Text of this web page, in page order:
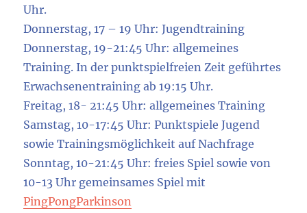
Uhr.
Donnerstag, 17 – 19 Uhr: Jugendtraining
Donnerstag, 19-21:45 Uhr: allgemeines
Training. In der punktspielfreien Zeit geführtes
Erwachsenentraining ab 19:15 Uhr.
Freitag, 18- 21:45 Uhr: allgemeines Training
Samstag, 10-17:45 Uhr: Punktspiele Jugend
sowie Trainingsmöglichkeit auf Nachfrage
Sonntag, 10-21:45 Uhr: freies Spiel sowie von
10-13 Uhr gemeinsames Spiel mit
PingPongParkinson